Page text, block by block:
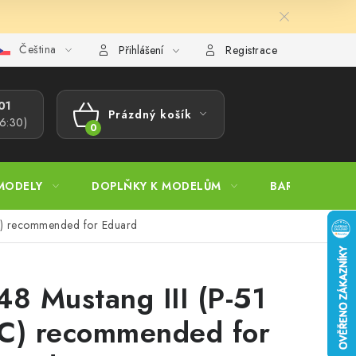
Reklamační řád Velkoobchod (B2B) Převodník
Čeština Přihlášení Registrace
NÁKUPNÍ
Prázdný košík
DOPLŇKY K MODELŮM BARVY A
recommended for Eduard
Mustang III (P-51
recommended for